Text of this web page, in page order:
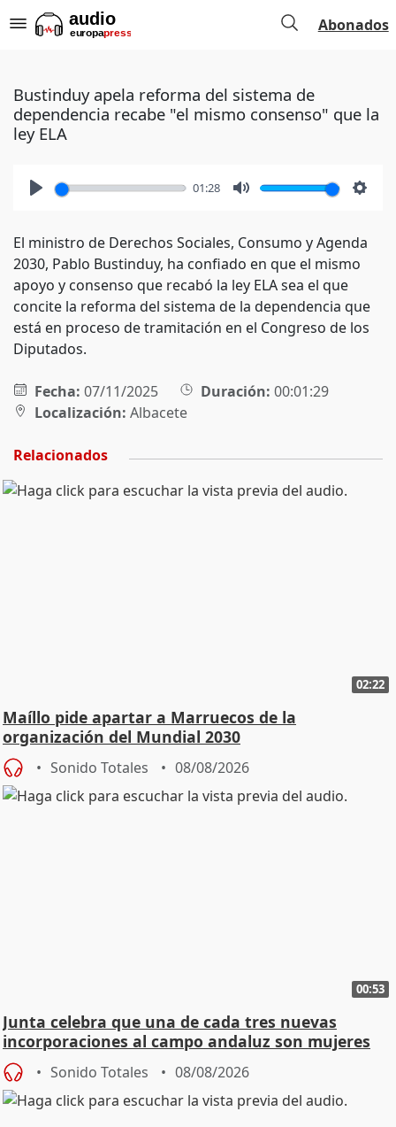
Abonados
Bustinduy apela reforma del sistema de
dependencia recabe "el mismo consenso" que la
ley ELA
01:28
El ministro de Derechos Sociales, Consumo y Agenda
2030, Pablo Bustinduy, ha confiado en que el mismo
apoyo y consenso que recabó la ley ELA sea el que
concite la reforma del sistema de la dependencia que
está en proceso de tramitación en el Congreso de los
Diputados.
Fecha: 07/11/2025 Duración: 00:01:29
Localización: Albacete
Relacionados
02:22
Maíllo pide apartar a Marruecos de la
organización del Mundial 2030
Sonido Totales 08/08/2026
00:53
Junta celebra que una de cada tres nuevas
incorporaciones al campo andaluz son mujeres
jóvenes
Sonido Totales 08/08/2026